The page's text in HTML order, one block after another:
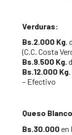
Verduras:
Bs.2.000 Kg.
(C.C. Costa
Bs.9.500 Kg.
Bs.12.000 Kg
– Efectivo
Queso
Bs.30.000 en